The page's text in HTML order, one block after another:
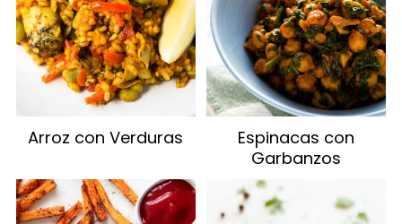
Arroz con Verduras
Espinacas con
Garbanzos